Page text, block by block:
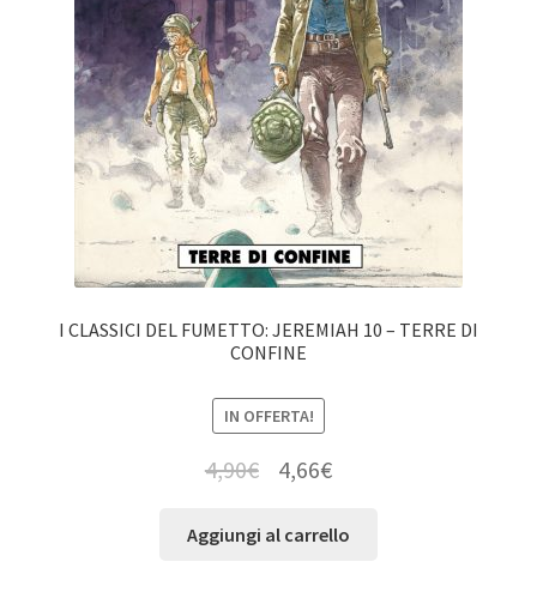
I CLASSICI DEL FUMETTO: JEREMIAH 10 – TERRE DI
CONFINE
IN OFFERTA!
4,90€ 4,66€
Aggiungi al carrello